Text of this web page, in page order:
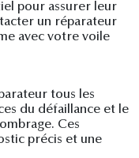
pour assurer leur
un réparateur
avec votre voile
tous les
du défaillance et le
Ces
précis et une